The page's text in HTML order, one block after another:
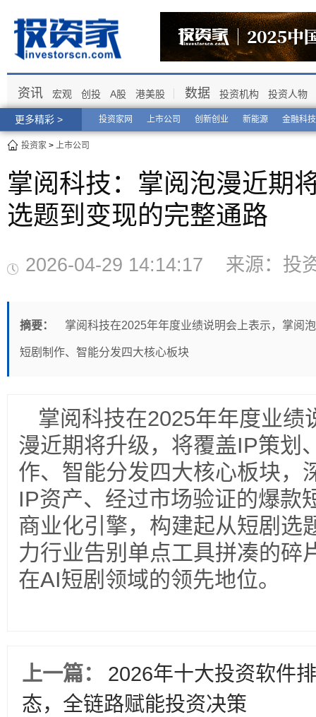
更多精彩 > 投资家网 上市公司 创新创业 新能源 金融科技
资讯 宏观 创投 A股 港美股 数据 投资机构 投资人物
投资家 > 上市公司
掌阅科技：掌阅泡漫近期
选题到变现的完整通路
2026-04-29 14:14:17 来源：
摘要： 掌阅科技在2025年年度业绩说明会上表示，掌阅
短剧制作、智能分发四大核心板块
掌阅科技在2025年年度业绩
漫近期将升级，将覆盖IP策划
作、智能分发四大核心板块，
IP资产、经过市场验证的爆款
商业化引擎，构建起从短剧选
力行业告别单点工具拼凑的碎
在AI短剧领域的领先地位。
上一篇：
2026年十大投资软件
态，全链路赋能投资决策